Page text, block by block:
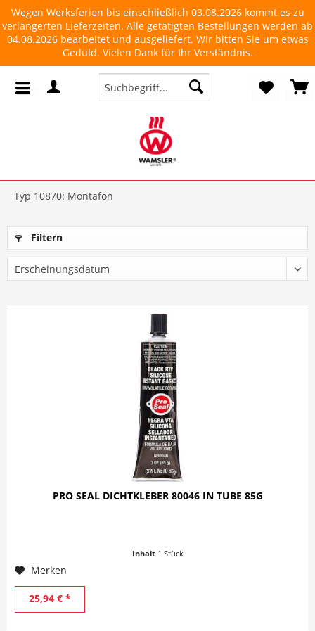
Wegen Werksferien bis einschließlich 03.08.2026 kommt es zu
verlängerten Lieferzeiten. Alle getätigten Bestellungen werden ab
04.08.2026 bearbeitet und ausgeliefert. Wir bitten Sie um etwas
Geduld. Vielen Dank für Ihr Verständnis.
Typ 10870: Montafon
Filtern
PRO SEAL DICHTKLEBER 80046 IN TUBE 85G
Inhalt 1 Stück
Merken
25,94 € *